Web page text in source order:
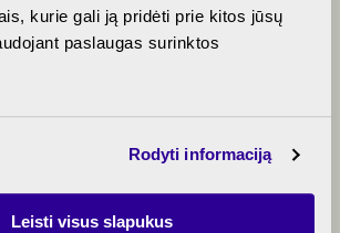
kurie gali ją pridėti prie kitos jūsų
paslaugas surinktos
Rodyti informaciją
Leisti visus slapukus
214 0656